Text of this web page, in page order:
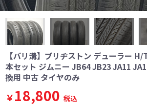
【バリ溝】ブリヂストン デューラー
本セット ジムニー JB64 JB23 JA11
換用 中古 タイヤのみ
￥18,800 税込